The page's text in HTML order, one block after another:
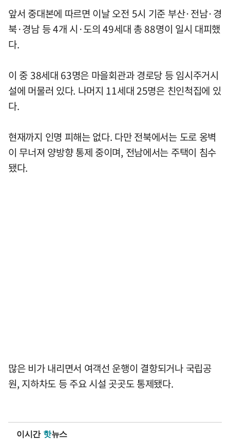
앞서 중대본에 따르면 이날 오전 5시 기준 부산·전남·경
북·경남 등 4개 시·도의 49세대 총 88명이 일시 대피했
다.
이 중 38세대 63명은 마을회관과 경로당 등 임시주거시
설에 머물러 있다. 나머지 11세대 25명은 친인척집에 있
다.
현재까지 인명 피해는 없다. 다만 전북에서는 도로 옹벽
이 무너져 양방향 통제 중이며, 전남에서는 주택이 침수
됐다.
많은 비가 내리면서 여객선 운행이 결항되거나 국립공
원, 지하차도 등 주요 시설 곳곳도 통제됐다.
이시간 핫뉴스